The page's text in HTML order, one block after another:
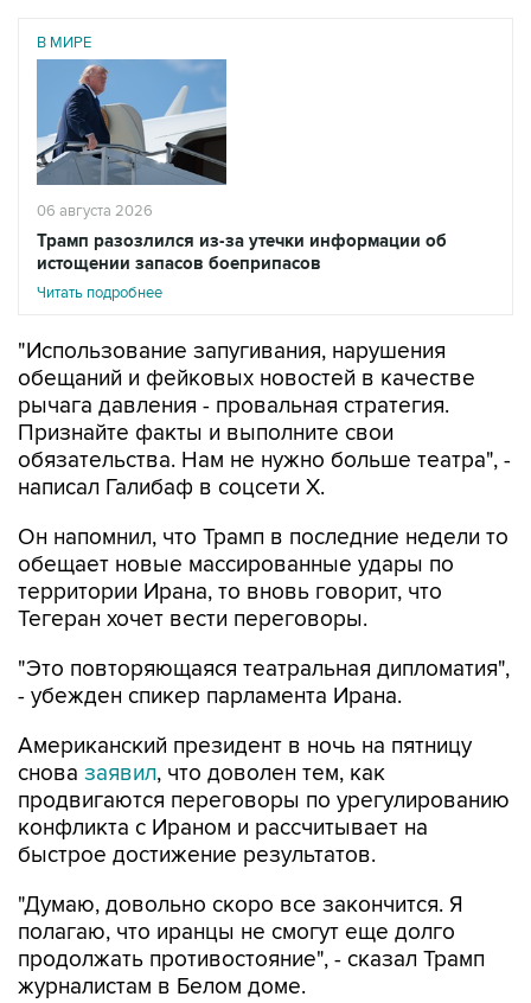
В МИРЕ
06 августа 2026
Трамп разозлился из-за утечки информации об
истощении запасов боеприпасов
Читать подробнее
"Использование запугивания, нарушения
обещаний и фейковых новостей в качестве
рычага давления - провальная стратегия.
Признайте факты и выполните свои
обязательства. Нам не нужно больше театра", -
написал Галибаф в соцсети X.
Он напомнил, что Трамп в последние недели то
обещает новые массированные удары по
территории Ирана, то вновь говорит, что
Тегеран хочет вести переговоры.
"Это повторяющаяся театральная дипломатия",
- убежден спикер парламента Ирана.
Американский президент в ночь на пятницу
снова заявил, что доволен тем, как
продвигаются переговоры по урегулированию
конфликта с Ираном и рассчитывает на
быстрое достижение результатов.
"Думаю, довольно скоро все закончится. Я
полагаю, что иранцы не смогут еще долго
продолжать противостояние", - сказал Трамп
журналистам в Белом доме.